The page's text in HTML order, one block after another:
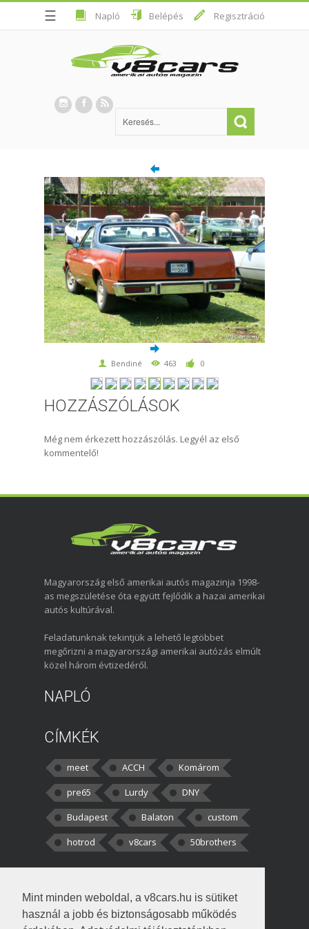
Mint minden weboldal, a v8cars.hu is sütiket
használ a jobb és biztonságosabb működés
☰ Napló Belépés Regisztráció
Bendiné 463 0
HOZZÁSZÓLÁSOK
Még nem érkezett hozzászólás. Legyél az első
kommentelő!
Magyarország első amerikai autós magazinja 1998-
as megszületése óta együtt fejlődik a hazai amerikai
autós kultúrával.
Feladatunknak tekintjük a lehető legtöbbet
megőrizni a magyarországi amerikai autózás elmúlt
közel három évtizedéről.
NAPLÓ
CÍMKÉK
meet ACCH
Komárom
pre65
Lurdy
DNY
Budapest
Balaton
custom
hotrod
v8cars 50brothers
kortisz:Elszúrtam! Én csak két
darabbaal számoltam. Nem tudtam, hogy fél autót,